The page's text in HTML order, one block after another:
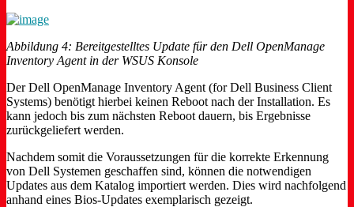
Abbildung 4: Bereitgestelltes Update für den Dell OpenManage
Inventory Agent in der WSUS Konsole
Der Dell OpenManage Inventory Agent (for Dell Business Client
Systems) benötigt hierbei keinen Reboot nach der Installation. Es
kann jedoch bis zum nächsten Reboot dauern, bis Ergebnisse
zurückgeliefert werden.
Nachdem somit die Voraussetzungen für die korrekte Erkennung
von Dell Systemen geschaffen sind, können die notwendigen
Updates aus dem Katalog importiert werden. Dies wird nachfolgend
anhand eines Bios-Updates exemplarisch gezeigt.